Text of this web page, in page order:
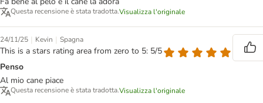
Questa recensione è stata tradotta.Visualizza l'originale
24/11/25 | Kevin | Spagna
This is a stars rating area from zero to 5: 5/5
Penso
Al mio cane piace
Questa recensione è stata tradotta.Visualizza l'originale